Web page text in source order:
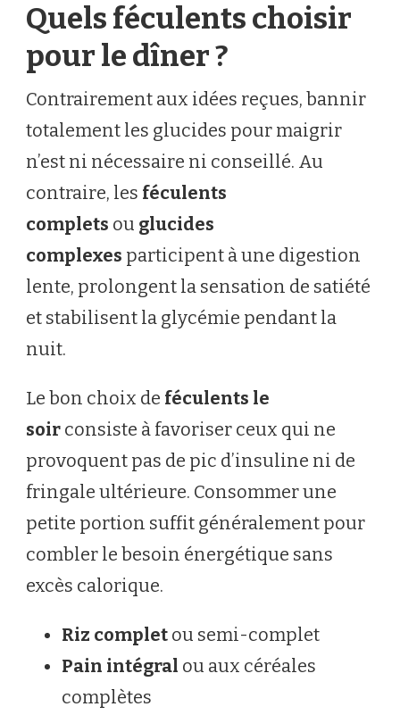
Quels féculents choisir
pour le dîner ?
Contrairement aux idées reçues, bannir
totalement les glucides pour maigrir
n’est ni nécessaire ni conseillé. Au
contraire, les féculents
complets ou glucides
complexes participent à une digestion
lente, prolongent la sensation de satiété
et stabilisent la glycémie pendant la
nuit.
Le bon choix de féculents le
soir consiste à favoriser ceux qui ne
provoquent pas de pic d’insuline ni de
fringale ultérieure. Consommer une
petite portion suffit généralement pour
combler le besoin énergétique sans
excès calorique.
Riz complet ou semi-complet
Pain intégral ou aux céréales
complètes